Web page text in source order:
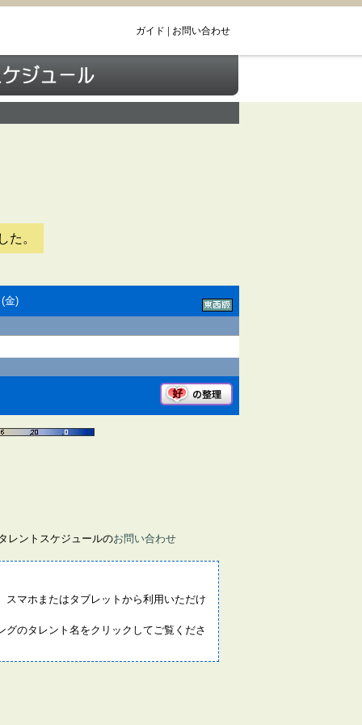
ガイド お問い合わせ
た。
金)
レントスケジュールのお問い合わせ
マホまたはタブレットから利用いただけ
グのタレント名をクリックしてご覧くださ